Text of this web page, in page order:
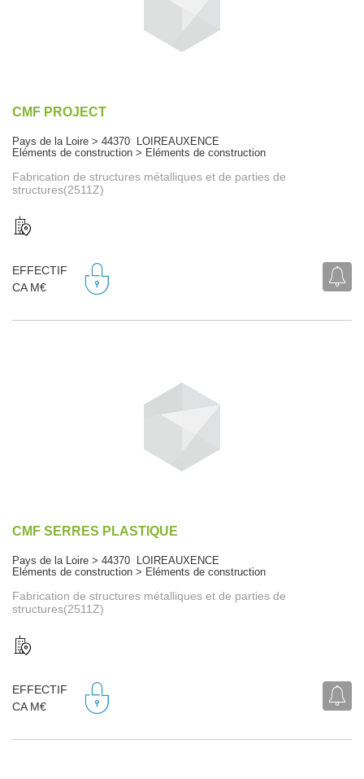
CMF PROJECT
Pays de la Loire > 44370 LOIREAUXENCE
Eléments de construction > Eléments de construction
Fabrication de structures métalliques et de parties de
structures(2511Z)
EFFECTIF
CA M€
CMF SERRES PLASTIQUE
Pays de la Loire > 44370 LOIREAUXENCE
Eléments de construction > Eléments de construction
Fabrication de structures métalliques et de parties de
structures(2511Z)
EFFECTIF
CA M€